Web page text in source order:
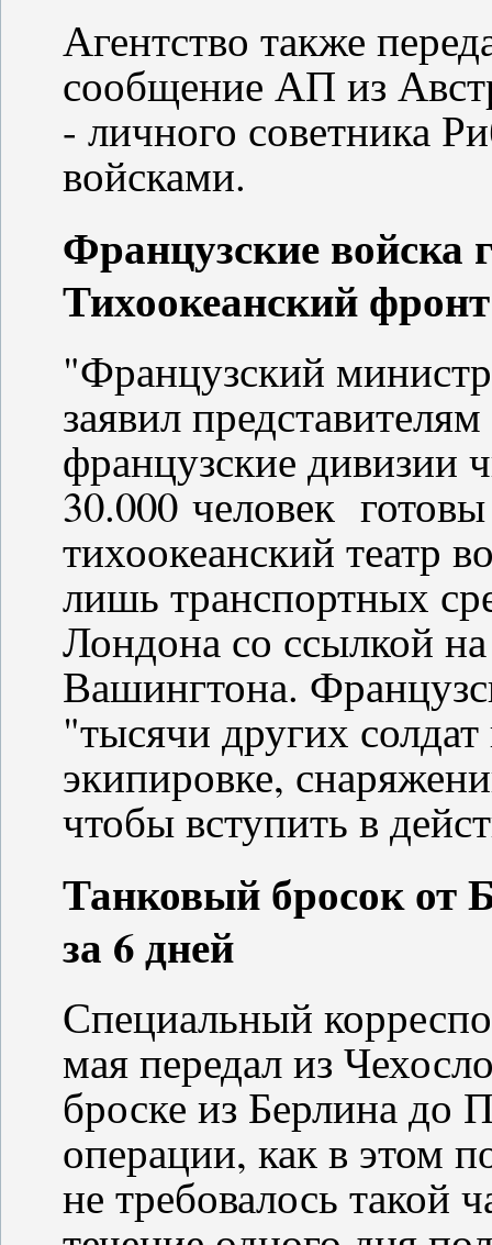
Агентство также
сообщение АП из
- личного советника
войсками.
Французские войска
Тихоокеанский фронт
"Французский
заявил
французские дивизии
30.000 человек
тихоокеанский театр
лишь транспортных
Лондона со ссылкой
Вашингтона.
"тысячи других
экипировке,
чтобы вступить в
Танковый бросок от
за 6 дней
Специальный
мая передал из
броске из Берлина до
операции, как в этом
не требовалось такой